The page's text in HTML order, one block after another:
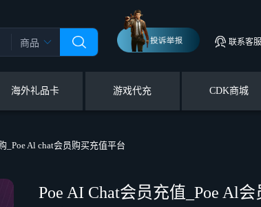
商品 联系客服
海外礼品卡 游戏代充 CDK商城
_Poe Al chat会员购买充值平台
Poe AI Chat会员充值_Poe Al